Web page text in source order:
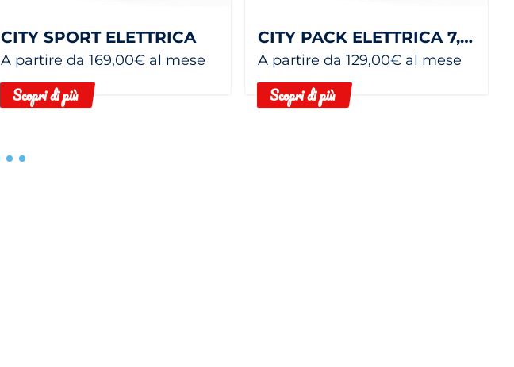
CITY SPORT ELETTRICA
A partire da 169,00€ al mese
Scopri di più
CITY PACK ELETTRICA 7,5 KWH
A partire da 129,00€ al mese
Scopri di più